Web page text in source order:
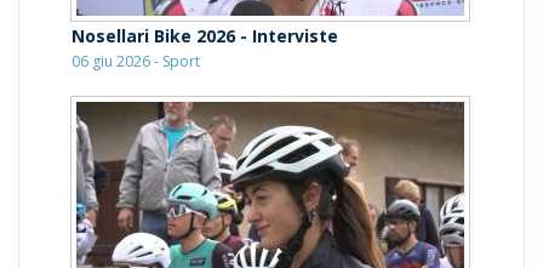
Nosellari Bike 2026 - Interviste
06 giu 2026 - Sport